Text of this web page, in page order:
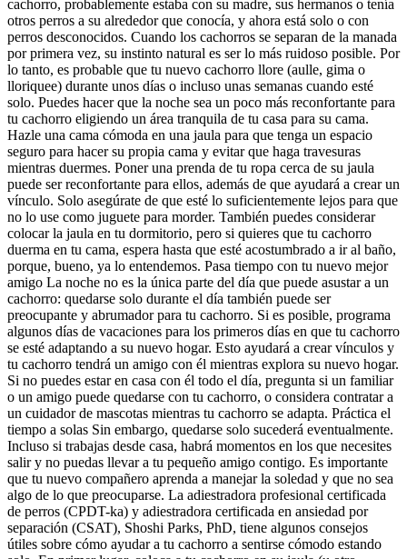
cachorro, probablemente estaba con su madre, sus hermanos o tenía
otros perros a su alrededor que conocía, y ahora está solo o con
perros desconocidos. Cuando los cachorros se separan de la manada
por primera vez, su instinto natural es ser lo más ruidoso posible. Por
lo tanto, es probable que tu nuevo cachorro llore (aulle, gima o
lloriquee) durante unos días o incluso unas semanas cuando esté
solo. Puedes hacer que la noche sea un poco más reconfortante para
tu cachorro eligiendo un área tranquila de tu casa para su cama.
Hazle una cama cómoda en una jaula para que tenga un espacio
seguro para hacer su propia cama y evitar que haga travesuras
mientras duermes. Poner una prenda de tu ropa cerca de su jaula
puede ser reconfortante para ellos, además de que ayudará a crear un
vínculo. Solo asegúrate de que esté lo suficientemente lejos para que
no lo use como juguete para morder. También puedes considerar
colocar la jaula en tu dormitorio, pero si quieres que tu cachorro
duerma en tu cama, espera hasta que esté acostumbrado a ir al baño,
porque, bueno, ya lo entendemos. Pasa tiempo con tu nuevo mejor
amigo La noche no es la única parte del día que puede asustar a un
cachorro: quedarse solo durante el día también puede ser
preocupante y abrumador para tu cachorro. Si es posible, programa
algunos días de vacaciones para los primeros días en que tu cachorro
se esté adaptando a su nuevo hogar. Esto ayudará a crear vínculos y
tu cachorro tendrá un amigo con él mientras explora su nuevo hogar.
Si no puedes estar en casa con él todo el día, pregunta si un familiar
o un amigo puede quedarse con tu cachorro, o considera contratar a
un cuidador de mascotas mientras tu cachorro se adapta. Práctica el
tiempo a solas Sin embargo, quedarse solo sucederá eventualmente.
Incluso si trabajas desde casa, habrá momentos en los que necesites
salir y no puedas llevar a tu pequeño amigo contigo. Es importante
que tu nuevo compañero aprenda a manejar la soledad y que no sea
algo de lo que preocuparse. La adiestradora profesional certificada
de perros (CPDT-ka) y adiestradora certificada en ansiedad por
separación (CSAT), Shoshi Parks, PhD, tiene algunos consejos
útiles sobre cómo ayudar a tu cachorro a sentirse cómodo estando